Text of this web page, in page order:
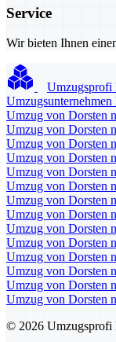
Service
Wir bieten Ihnen
Umzugsprofi
Umzugsunternehmen
Umzug von Dorsten
Umzug von Dorsten
Umzug von Dorsten
Umzug von Dorsten
Umzug von Dorsten
Umzug von Dorsten
Umzug von Dorsten
Umzug von Dorsten
Umzug von Dorsten
Umzug von Dorsten
Umzug von Dorsten
Umzug von Dorsten
Umzug von Dorsten
Umzug von Dorsten
© 2026 Umzugsprofi